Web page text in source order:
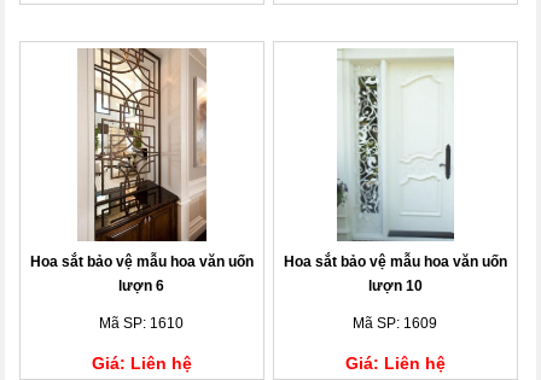
Hoa sắt bảo vệ mẫu hoa văn uốn
lượn 6
Mã SP: 1610
Giá: Liên hệ
Hoa sắt bảo vệ mẫu hoa văn uốn
lượn 10
Mã SP: 1609
Giá: Liên hệ